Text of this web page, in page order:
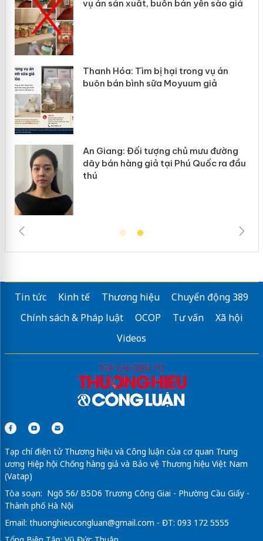
án sản xuất, buôn bán yến sào giả
Hóa: Tìm bị hại trong vụ án
bán bình sữa Moyuum giả
Giang: Đối tượng chủ mưu đường
bán hàng giả tại Phú Quốc ra đầu
mại
Cà
ngàn
Tin tức Kinh tế Thương hiệu
Chuyển động 389
Chính sách & Pháp luật
OCOP Tư vấn
Xã hội
Videos
Tạp chí điện tử Thương hiệu và Công luận của cơ quan Trung
ương Hiệp hội Chống hàng giả và Bảo vệ Thương hiệu Việt Nam
(Vatap)
Tòa soạn: Ngõ 56/ B5D6 Trương Công Giai - Phường Cầu Giấy -
Thành phố Hà Nội
Email: thuonghieucongluan@gmail.com - ĐT: 093 172 5555